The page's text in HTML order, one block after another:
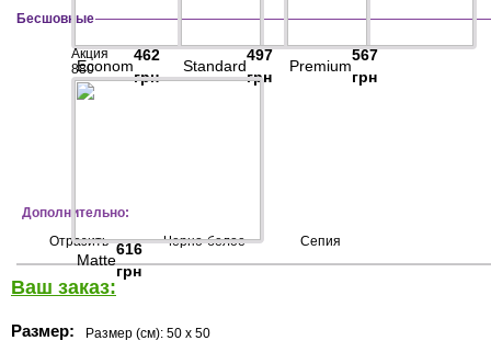
Econom
462
грн
Standard
497
грн
Premium
567
грн
Бесшовные
Акция
880
Matte
616
грн
Дополнительно:
Отразить
Черно-белое Сепия
Ваш заказ:
Размер: Размер (см): 50 x 50